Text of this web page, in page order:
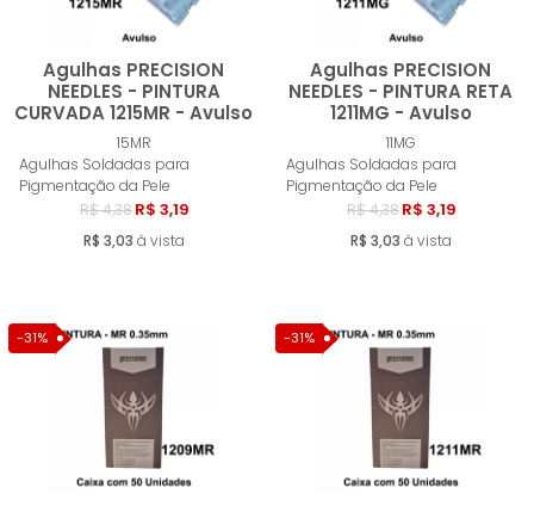
A - Z
Agulhas PRECISION
NEEDLES - PINTURA
CURVADA 1215MR - Avulso
15MR
Agulhas Soldadas para
Pigmentação da Pele
R$ 4,38R$ 3,19
R$ 3,03 à vista
Comprar
Agulhas PRECISION
NEEDLES - PINTURA RETA
1211MG - Avulso
11MG
Agulhas Soldadas para
Pigmentação da Pele
R$ 4,38R$ 3,19
R$ 3,03 à vista
-31% -31%